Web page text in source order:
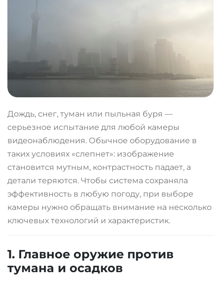
Дождь, снег, туман или пыльная буря —
серьезное испытание для любой камеры
видеонаблюдения. Обычное оборудование в
таких условиях «слепнет»: изображение
становится мутным, контрастность падает, а
детали теряются. Чтобы система сохраняла
эффективность в любую погоду, при выборе
камеры нужно обращать внимание на несколько
ключевых технологий и характеристик.
1. Главное оружие против
тумана и осадков